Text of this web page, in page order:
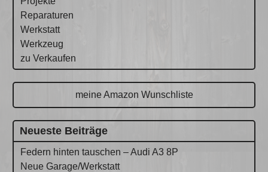
Reparaturen
Werkstatt
Werkzeug
zu Verkaufen
meine Amazon Wunschliste
Neueste Beiträge
Federn hinten tauschen – Audi A3 8P
Neue Garage/Werkstatt